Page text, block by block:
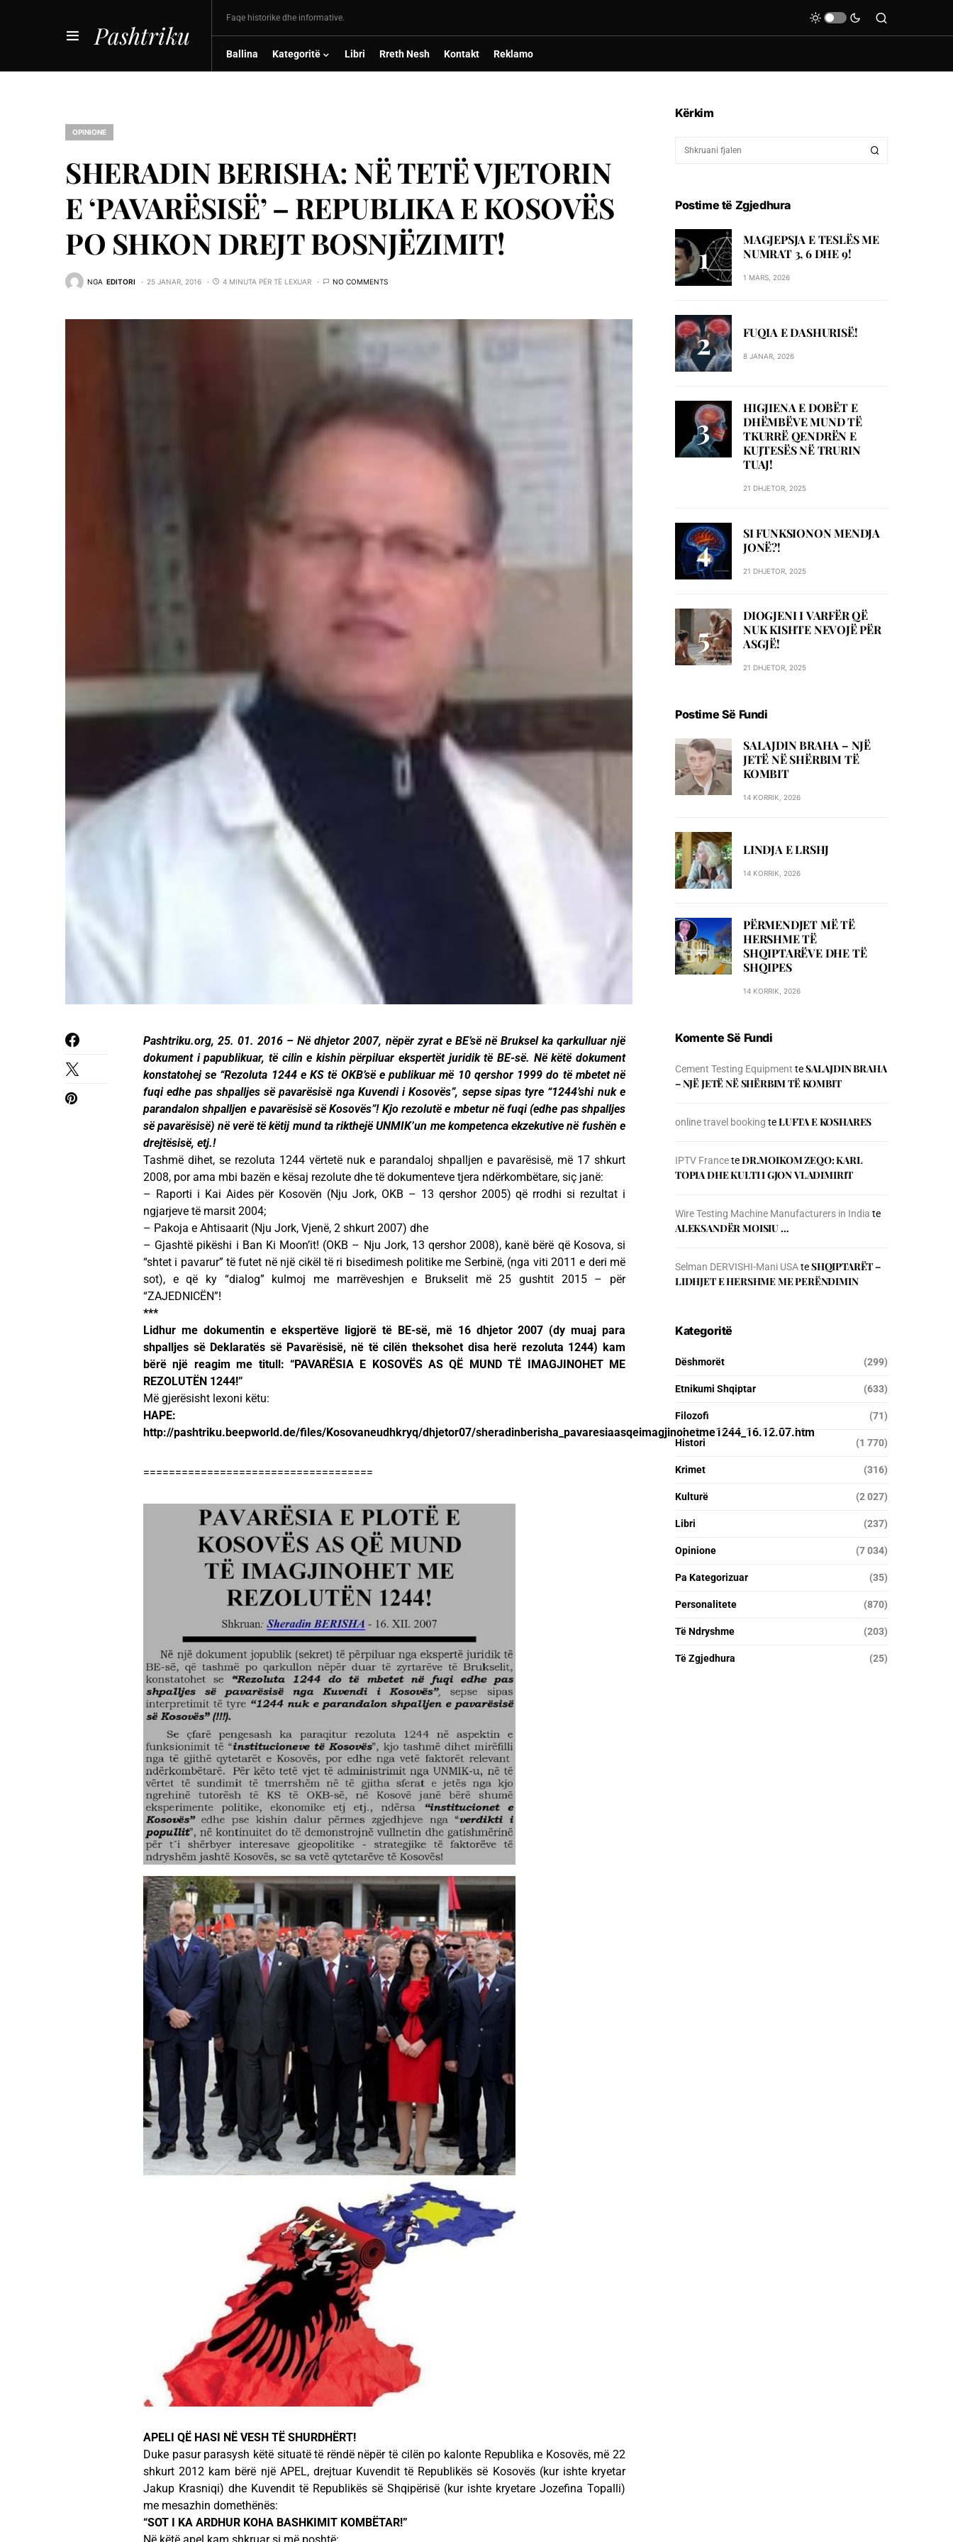
Pashtriku
Faqe historike dhe informative.
Ballina Kategoritë Libri Rreth Nesh Kontakt Reklamo
OPINIONE
SHERADIN BERISHA: NË TETË VJETORIN
E ‘PAVARËSISË’ – REPUBLIKA E KOSOVËS
PO SHKON DREJT BOSNJËZIMIT!
NGA EDITORI 25 JANAR, 2016 4 MINUTA PËR TË LEXUAR NO COMMENTS
Pashtriku.org, 25. 01. 2016 – Në dhjetor 2007, nëpër zyrat e BE’së në Bruksel ka qarkulluar një
dokument i papublikuar, të cilin e kishin përpiluar ekspertët juridik të BE-së. Në këtë dokument
konstatohej se “Rezoluta 1244 e KS të OKB’së e publikuar më 10 qershor 1999 do të mbetet në
fuqi edhe pas shpalljes së pavarësisë nga Kuvendi i Kosovës”, sepse sipas tyre “1244’shi nuk e
parandalon shpalljen e pavarësisë së Kosovës”! Kjo rezolutë e mbetur në fuqi (edhe pas shpalljes
së pavarësisë) në verë të këtij mund ta rikthejë UNMIK’un me kompetenca ekzekutive në fushën e
drejtësisë, etj.!
Tashmë dihet, se rezoluta 1244 vërtetë nuk e parandaloj shpalljen e pavarësisë, më 17 shkurt
2008, por ama mbi bazën e kësaj rezolute dhe të dokumenteve tjera ndërkombëtare, siç janë:
– Raporti i Kai Aides për Kosovën (Nju Jork, OKB – 13 qershor 2005) që rrodhi si rezultat i
ngjarjeve të marsit 2004;
– Pakoja e Ahtisaarit (Nju Jork, Vjenë, 2 shkurt 2007) dhe
– Gjashtë pikëshi i Ban Ki Moon’it! (OKB – Nju Jork, 13 qershor 2008), kanë bërë që Kosova, si
“shtet i pavarur” të futet në një cikël të ri bisedimesh politike me Serbinë, (nga viti 2011 e deri më
sot), e që ky “dialog” kulmoj me marrëveshjen e Brukselit më 25 gushtit 2015 – për
“ZAJEDNICËN”!
***
Lidhur me dokumentin e ekspertëve ligjorë të BE-së, më 16 dhjetor 2007 (dy muaj para
shpalljes së Deklaratës së Pavarësisë, në të cilën theksohet disa herë rezoluta 1244) kam
bërë një reagim me titull: “PAVARËSIA E KOSOVËS AS QË MUND TË IMAGJINOHET ME
REZOLUTËN 1244!”
Më gjerësisht lexoni këtu:
HAPE:
http://pashtriku.beepworld.de/files/Kosovaneudhkryq/dhjetor07/sheradinberisha_pavaresiaasqeimagjinohetme1244_16.12.07.htm
====================================
APELI QË HASI NË VESH TË SHURDHËRT!
Duke pasur parasysh këtë situatë të rëndë nëpër të cilën po kalonte Republika e Kosovës, më 22
shkurt 2012 kam bërë një APEL, drejtuar Kuvendit të Republikës së Kosovës (kur ishte kryetar
Jakup Krasniqi) dhe Kuvendit të Republikës së Shqipërisë (kur ishte kryetare Jozefina Topalli)
me mesazhin domethënës:
“SOT I KA ARDHUR KOHA BASHKIMIT KOMBËTAR!”
Kërkim
Postime të Zgjedhura
MAGJEPSJA E TESLËS ME
NUMRAT 3, 6 DHE 9!
1 MARS, 2026
FUQIA E DASHURISË!
8 JANAR, 2026
HIGJIENA E DOBËT E
DHËMBËVE MUND TË
TKURRË QENDRËN E
KUJTESËS NË TRURIN
TUAJ!
21 DHJETOR, 2025
SI FUNKSIONON MENDJA
JONË?!
21 DHJETOR, 2025
DIOGJENI I VARFËR QË
NUK KISHTE NEVOJË PËR
ASGJË!
21 DHJETOR, 2025
Postime Së Fundi
SALAJDIN BRAHA – NJЁ
JETЁ NЁ SHЁRBIM TЁ
KOMBIT
14 KORRIK, 2026
LINDJA E LRSHJ
14 KORRIK, 2026
PËRMENDJET MË TË
HERSHME TË
SHQIPTARËVE DHE TË
SHQIPES
14 KORRIK, 2026
Komente Së Fundi
Cement Testing Equipment teSALAJDIN BRAHA
– NJЁ JETЁ NЁ SHЁRBIM TЁ KOMBIT
online travel booking teLUFTA E KOSHARES
IPTV FranceteDR.MOIKOM ZEQO: KARL
TOPIA DHE KULTI I GJON VLADIMIRIT
Wire Testing Machine Manufacturers in India te
ALEKSANDËR MOISIU …
Selman DERVISHI-Mani USAteSHQIPTARËT –
LIDHJET E HERSHME ME PERËNDIMIN
Kategoritë
Dëshmorët (299)
Etnikumi Shqiptar (633)
Filozofi (71)
Histori (1 770)
Krimet (316)
Kulturë (2 027)
Libri (237)
Opinione (7 034)
Pa Kategorizuar (35)
Personalitete (870)
Të Ndryshme (203)
Të Zgjedhura (25)